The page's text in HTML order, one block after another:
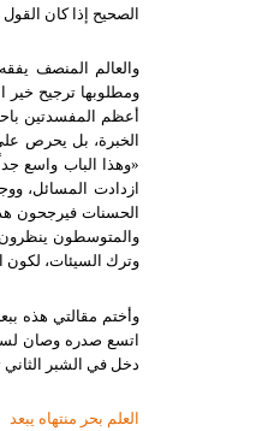
الصحيح إذا كان القول
والعالم المنصف
ومطلوبها ترجيح خير
أعظم المفسدتين
الخبرة، بل يحرص
«وهذا الباب واسع
ازدادت المسائل،
الحسنات فيرجحون
والمتوسطون ينظرون
وترك السيئات، لكون
وأختم مقالتي هذه
اتسع صدره وصان
دخل في الشبر الثاني
العلم بحر منتهاه يبعد